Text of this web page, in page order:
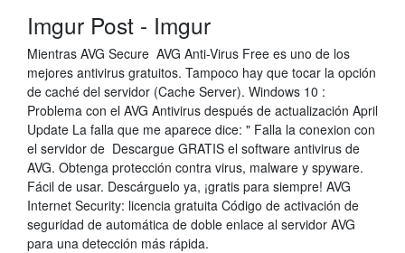
Imgur Post - Imgur
Mientras AVG Secure AVG Anti-Virus Free es uno de los
mejores antivirus gratuitos. Tampoco hay que tocar la opción
de caché del servidor (Cache Server). Windows 10 :
Problema con el AVG Antivirus después de actualización April
Update La falla que me aparece dice: " Falla la conexion con
el servidor de Descargue GRATIS el software antivirus de
AVG. Obtenga protección contra virus, malware y spyware.
Fácil de usar. Descárguelo ya, ¡gratis para siempre! AVG
Internet Security: licencia gratuita Código de activación de
seguridad de automática de doble enlace al servidor AVG
para una detección más rápida.